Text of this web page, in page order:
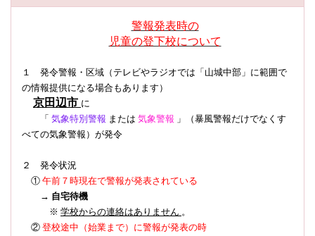
警報発表時の
児童の登下校について
１ 発令警報・区域（テレビやラジオでは「山城中部」に範囲で
の情報提供になる場合もあります）
京田辺市 に
「 気象特別警報 または 気象警報 」（暴風警報だけでなくす
べての気象警報） が発令
２ 発令状況
① 午前７時現在で警報が発表されている
→ 自宅待機
※ 学校からの連絡はありません 。
② 登校途中（始業まで）に警報が発表の時